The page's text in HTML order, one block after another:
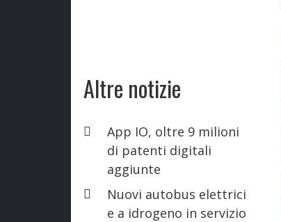
Altre notizie
App IO, oltre 9 milioni
di patenti digitali
aggiunte
Nuovi autobus elettrici
e a idrogeno in servizio